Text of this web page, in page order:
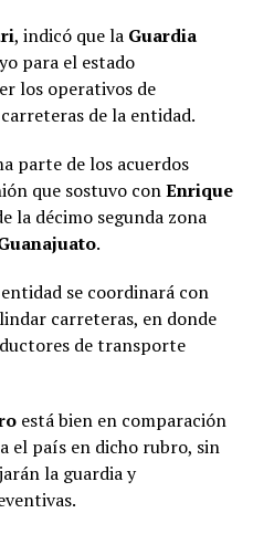
, indicó que la Guardia
para el estado
los operativos de
de la entidad.
parte de los acuerdos
que sostuvo conEnrique
la décimo segunda zona
.
se coordinará con
carreteras, en donde
de transporte
está bien en comparación
el país en dicho rubro, sin
la guardia y